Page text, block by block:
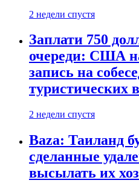
2 недели спустя
Заплати 750
очереди: США
запись на
туристических
2 недели спустя
Baza: Таиланд
сделанные
высылать их